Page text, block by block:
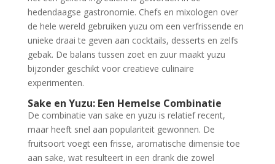
hedendaagse gastronomie. Chefs en mixologen over
de hele wereld gebruiken yuzu om een verfrissende en
unieke draai te geven aan cocktails, desserts en zelfs
gebak. De balans tussen zoet en zuur maakt yuzu
bijzonder geschikt voor creatieve culinaire
experimenten.
Sake en Yuzu: Een Hemelse Combinatie
De combinatie van sake en yuzu is relatief recent,
maar heeft snel aan populariteit gewonnen. De
fruitsoort voegt een frisse, aromatische dimensie toe
aan sake, wat resulteert in een drank die zowel